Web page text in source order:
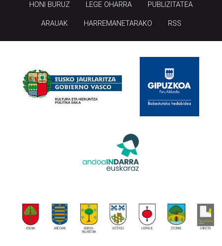
HONI BURUZ LEGE OHARRA PUBLIZITATEA
ARAUAK HARREMANETARAKO RSS